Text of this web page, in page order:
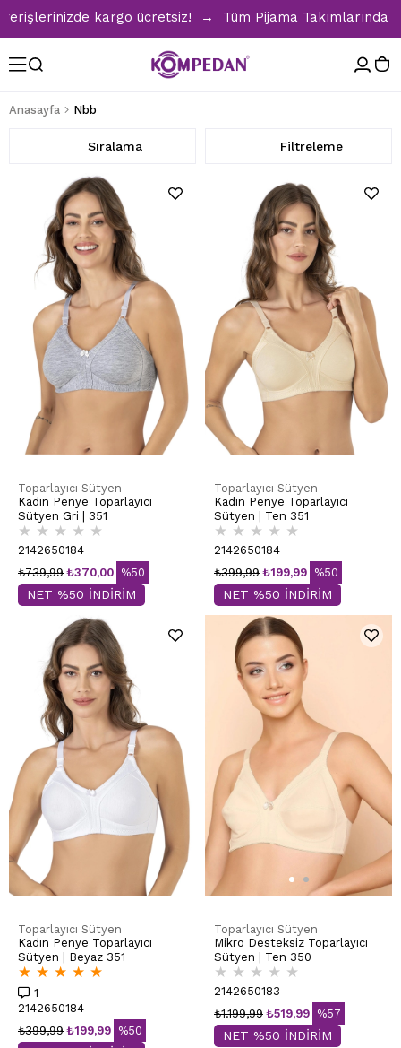
kargo ücretsiz! → Tüm Pijama Takımlarında
Anasayfa Nbb
Filtreleme
Sıralama
Toparlayıcı Sütyen
Kadın Penye Toparlayıcı
Sütyen Gri | 351
★ ★ ★ ★ ★
2142650184
₺370,00
₺739,99 %50
NET %50 İNDİRİM
Toparlayıcı Sütyen
Kadın Penye Toparlayıcı
Sütyen | Ten 351
★ ★ ★ ★ ★
2142650184
₺199,99
₺399,99 %50
NET %50 İNDİRİM
Toparlayıcı Sütyen
Kadın Penye Toparlayıcı
Sütyen | Beyaz 351
★ ★ ★ ★ ★
1
2142650184
₺199,99
₺399,99 %50
Toparlayıcı Sütyen
Mikro Desteksiz Toparlayıcı
Sütyen | Ten 350
★ ★ ★ ★ ★
2142650183
₺519,99
₺1.199,99 %57
NET %50 İNDİRİM